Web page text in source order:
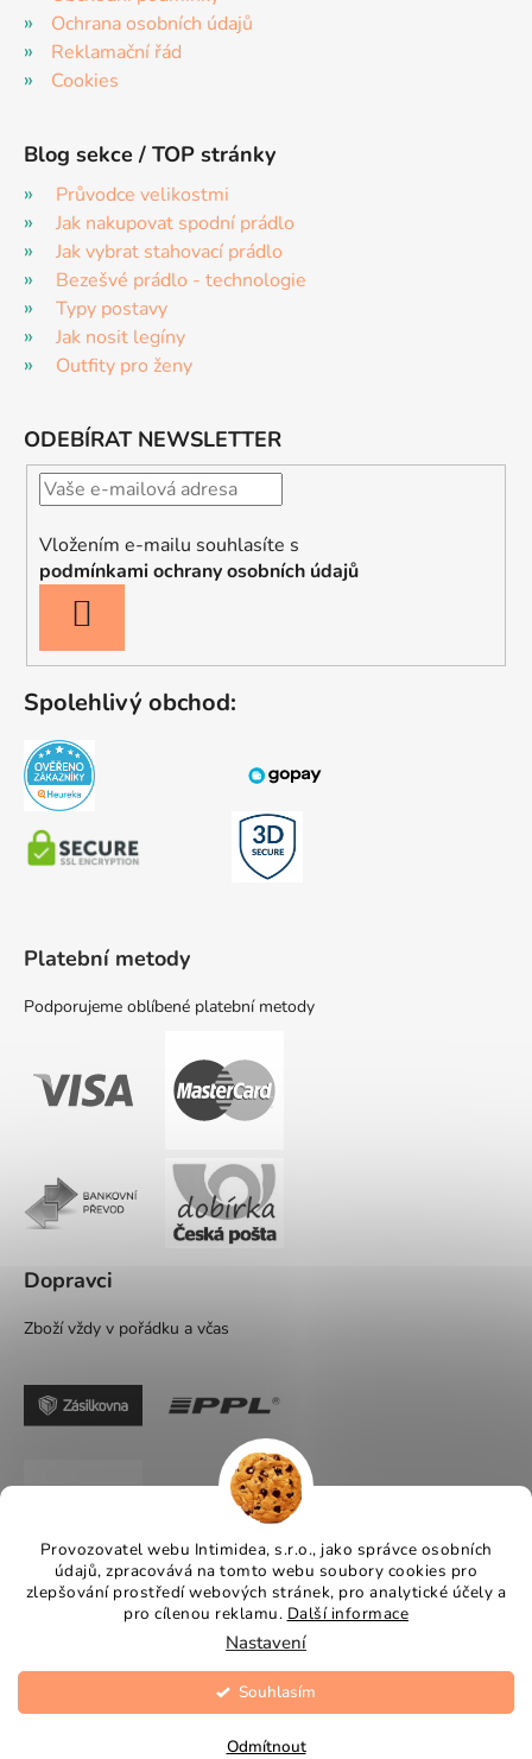
Provozovatel webu Intimidea, s.r.o., jako správce osobních
údajů, zpracovává na tomto webu soubory cookies pro
zlepšování prostředí webových stránek, pro analytické účely a
pro cílenou reklamu. Další informace
Nastavení
Odmítnout
Souhlasím
Ochrana osobních údajů
Reklamační řád
Cookies
Blog sekce / TOP stránky
Průvodce velikostmi
Jak nakupovat spodní prádlo
Jak vybrat stahovací prádlo
Bezešvé prádlo - technologie
Typy postavy
Jak nosit legíny
Outfity pro ženy
ODEBÍRAT NEWSLETTER
Vložením e-mailu souhlasíte s
podmínkami ochrany osobních údajů
SE
Spolehlivý obchod:
Platební metody
Podporujeme oblíbené platební metody
Dopravci
Zboží vždy v pořádku a včas
Vytvořil Shoptet
Intimidea . Všechna práva vyhrazena.